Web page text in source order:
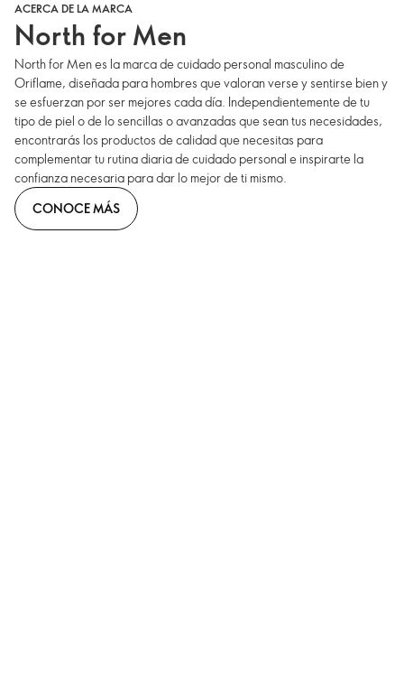
ACERCA DE LA MARCA
North for Men
North for Men es la marca de cuidado personal masculino de
Oriflame, diseñada para hombres que valoran verse y sentirse bien y
se esfuerzan por ser mejores cada día. Independientemente de tu
tipo de piel o de lo sencillas o avanzadas que sean tus necesidades,
encontrarás los productos de calidad que necesitas para
complementar tu rutina diaria de cuidado personal e inspirarte la
confianza necesaria para dar lo mejor de ti mismo.
CONOCE MÁS